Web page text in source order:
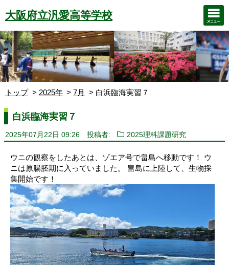
大阪府立汎愛高等学校
トップ 2025年 7月 白浜臨海実習７
白浜臨海実習７
2025年07月22日 09:26 投稿者: 2025理科課題研究
ウニの観察をしたあとは、ゾエア号で畠島へ移動です！ ウ
ニは原腸胚期に入っていました。 畠島に上陸して、生物採
集開始です！